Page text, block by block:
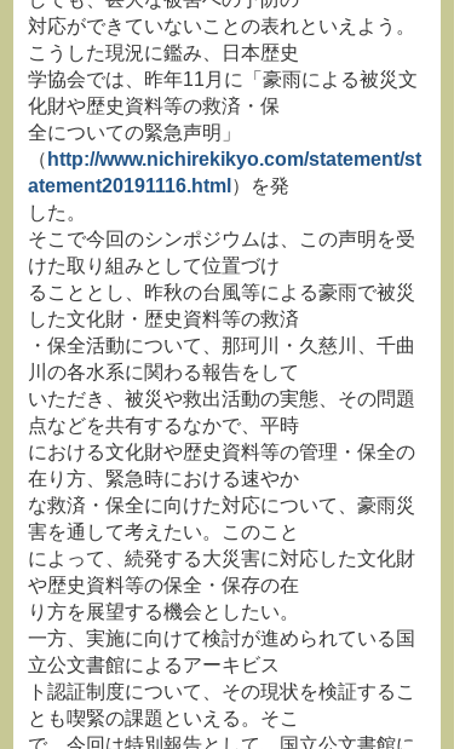
対応ができていないことの表れといえよう。
こうした現況に鑑み、日本歴史
学協会では、昨年11月に「豪雨による被災文
化財や歴史資料等の救済・保
全についての緊急声明」
（ http://www.nichirekikyo.com/statement/st
atement20191116.html ）を発
した。
そこで今回のシンポジウムは、この声明を受
けた取り組みとして位置づけ
ることとし、昨秋の台風等による豪雨で被災
した文化財・歴史資料等の救済
・保全活動について、那珂川・久慈川、千曲
川の各水系に関わる報告をして
いただき、被災や救出活動の実態、その問題
点などを共有するなかで、平時
における文化財や歴史資料等の管理・保全の
在り方、緊急時における速やか
な救済・保全に向けた対応について、豪雨災
害を通して考えたい。このこと
によって、続発する大災害に対応した文化財
や歴史資料等の保全・保存の在
り方を展望する機会としたい。
一方、実施に向けて検討が進められている国
立公文書館によるアーキビス
ト認証制度について、その現状を検証するこ
とも喫緊の課題といえる。そこ
で、今回は特別報告として、国立公文書館に